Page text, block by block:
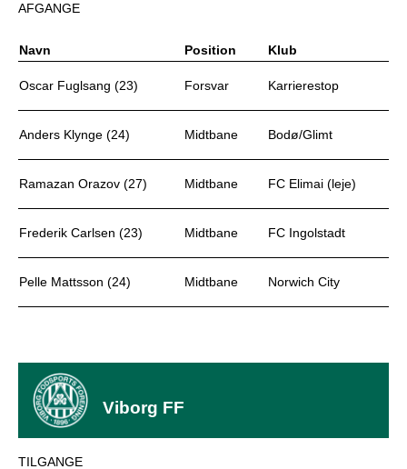
AFGANGE
Navn Position Klub
Oscar Fuglsang (23) Forsvar Karrierestop
Anders Klynge (24) Midtbane Bodø/Glimt
Ramazan Orazov (27) Midtbane FC Elimai (leje)
Frederik Carlsen (23) Midtbane FC Ingolstadt
Pelle Mattsson (24) Midtbane Norwich City
Viborg FF
TILGANGE